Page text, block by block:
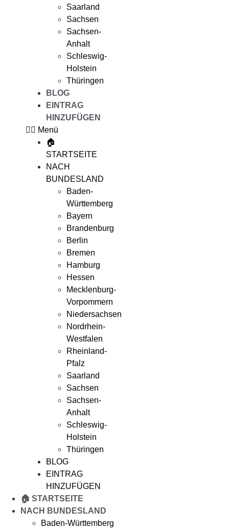
Saarland
Sachsen
Sachsen-
Anhalt
Schleswig-
Holstein
Thüringen
BLOG
EINTRAG
HINZUFÜGEN
Menü
🏠
STARTSEITE
NACH
BUNDESLAND
Baden-
Württemberg
Bayern
Brandenburg
Berlin
Bremen
Hamburg
Hessen
Mecklenburg-
Vorpommern
Niedersachsen
Nordrhein-
Westfalen
Rheinland-
Pfalz
Saarland
Sachsen
Sachsen-
Anhalt
Schleswig-
Holstein
Thüringen
BLOG
EINTRAG
HINZUFÜGEN
🏠 STARTSEITE
NACH BUNDESLAND
Baden-Württemberg